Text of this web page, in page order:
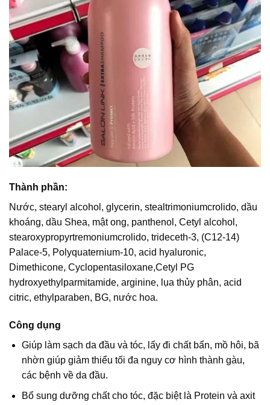
Thành phần:
Nước, stearyl alcohol, glycerin, stealtrimoniumcrolido, dầu
khoáng, dầu Shea, mật ong, panthenol, Cetyl alcohol,
stearoxypropyrtremoniumcrolido, trideceth-3, (C12-14)
Palace-5, Polyquaternium-10, acid hyaluronic,
Dimethicone, Cyclopentasiloxane,Cetyl PG
hydroxyethylparmitamide, arginine, lụa thủy phân, acid
citric, ethylparaben, BG, nước hoa.
Công dụng
Giúp làm sạch da đầu và tóc, lấy đi chất bẩn, mồ hôi, bã
nhờn giúp giảm thiểu tối đa nguy cơ hình thành gàu,
các bệnh về da đầu.
Bổ sung dưỡng chất cho tóc, đặc biệt là Protein và axit